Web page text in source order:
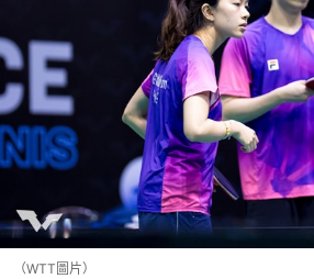
（WTT圖片）